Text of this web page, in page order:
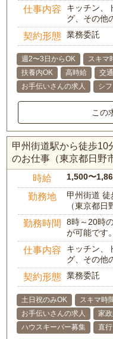
仕事内容
キッチン、
グ、その他
契約形態 業務委託
週2〜3日からOK スキマ
扶養内OK
高時給 交
お手伝いさんの求人
シ
この
甲州街道駅から徒歩10
のお仕事（東京都日野
時給 1,500〜
勤務地
甲州街道 徒
（東京都日
勤務時間
8時～20時
が可能です
仕事内容
キッチン、
グ、その他
契約形態 業務委託
土日祝のみOK スキマ時
お手伝いさんの求人
家
ハウスキーパー募集
直